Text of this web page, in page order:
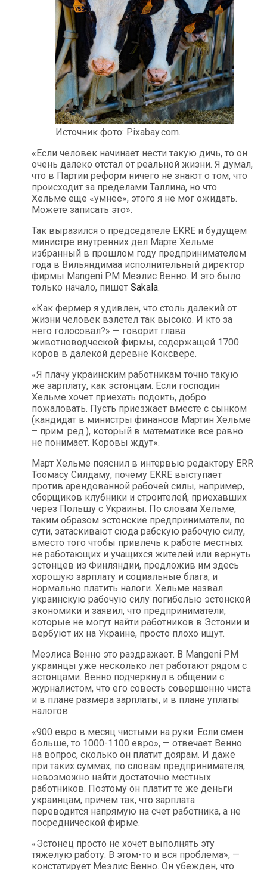
Источник фото: Pixabay.com.
«Если человек начинает нести такую дичь, то он
очень далеко отстал от реальной жизни. Я думал,
что в Партии реформ ничего не знают о том, что
происходит за пределами Таллина, но что
Хельме еще «умнее», этого я не мог ожидать.
Можете записать это».
Так выразился о председателе EKRE и будущем
министре внутренних дел Марте Хельме
избранный в прошлом году предпринимателем
года в Вильяндимаа исполнительный директор
фирмы Mangeni PM Меэлис Венно. И это было
только начало, пишет Sakala.
«Как фермер я удивлен, что столь далекий от
жизни человек взлетел так высоко. И кто за
него голосовал?» — говорит глава
животноводческой фирмы, содержащей 1700
коров в далекой деревне Коксвере.
«Я плачу украинским работникам точно такую
же зарплату, как эстонцам. Если господин
Хельме хочет приехать подоить, добро
пожаловать. Пусть приезжает вместе с сынком
(кандидат в министры финансов Мартин Хельме
– прим. ред.), который в математике все равно
не понимает. Коровы ждут».
Март Хельме пояснил в интервью редактору ERR
Тоомасу Силдаму, почему EKRE выступает
против арендованной рабочей силы, например,
сборщиков клубники и строителей, приехавших
через Польшу с Украины. По словам Хельме,
таким образом эстонские предприниматели, по
сути, затаскивают сюда рабскую рабочую силу,
вместо того чтобы привлечь к работе местных
не работающих и учащихся жителей или вернуть
эстонцев из Финляндии, предложив им здесь
хорошую зарплату и социальные блага, и
нормально платить налоги. Хельме назвал
украинскую рабочую силу погибелью эстонской
экономики и заявил, что предприниматели,
которые не могут найти работников в Эстонии и
вербуют их на Украине, просто плохо ищут.
Меэлиса Венно это раздражает. В Mangeni PM
украинцы уже несколько лет работают рядом с
эстонцами. Венно подчеркнул в общении с
журналистом, что его совесть совершенно чиста
и в плане размера зарплаты, и в плане уплаты
налогов.
«900 евро в месяц чистыми на руки. Если смен
больше, то 1000-1100 евро», — отвечает Венно
на вопрос, сколько он платит доярам. И даже
при таких суммах, по словам предпринимателя,
невозможно найти достаточно местных
работников. Поэтому он платит те же деньги
украинцам, причем так, что зарплата
переводится напрямую на счет работника, а не
посреднической фирме.
«Эстонец просто не хочет выполнять эту
тяжелую работу. В этом-то и вся проблема», —
констатирует Меэлис Венно. Он убежден, что